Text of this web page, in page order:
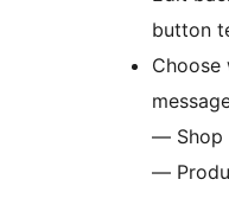
button
Choose
— Shop
—